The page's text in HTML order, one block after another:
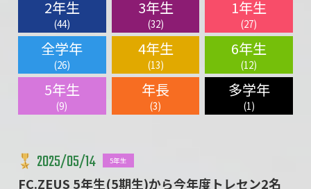
2年生
(44)
3年生
(32)
1年生
(27)
全学年
(26)
4年生
(13)
6年生
(12)
5年生
(9)
年長
(3)
多学年
(1)
2025/05/14 5年生
FC.ZEUS 5年生(5期生)から今年度トレセン2名